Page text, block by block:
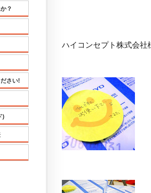
？
さい!
)
ハイコンセプト株式会社